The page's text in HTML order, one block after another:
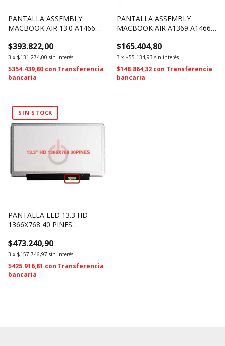
PANTALLA ASSEMBLY
MACBOOK AIR 13.0 A1466
661-02397 (1646)
$393.822,00
3 x $131.274,00 sin interés
$354.439,80 con Transferencia
bancaria
PANTALLA ASSEMBLY
MACBOOK AIR A1369 A1466
(1308)
$165.404,80
3 x $55.134,93 sin interés
$148.864,32 con Transferencia
bancaria
SIN STOCK
PANTALLA LED 13.3 HD
1366X768 40 PINES
$473.240,90
3 x $157.746,97 sin interés
$425.916,81 con Transferencia
bancaria